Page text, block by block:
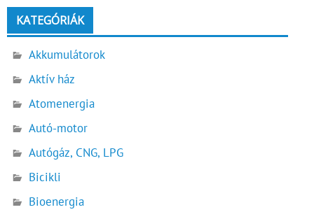
KATEGÓRIÁK
Akkumulátorok
Aktív ház
Atomenergia
Autó-motor
Autógáz, CNG, LPG
Bicikli
Bioenergia